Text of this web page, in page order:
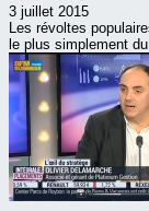
3 juillet 2015
Les révoltes
le plus simplement